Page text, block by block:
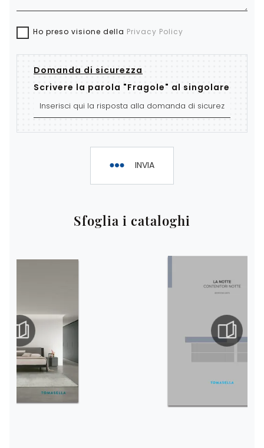
Sfoglia i cataloghi
Ho preso visione della Privacy Policy
Domanda di sicurezza
Scrivere la parola "Fragole" al singolare
INVIA